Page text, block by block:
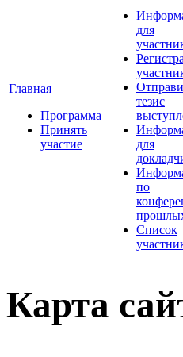
Главная
Программа
Принять
участие
для
тезис
для
по
Список
Карта